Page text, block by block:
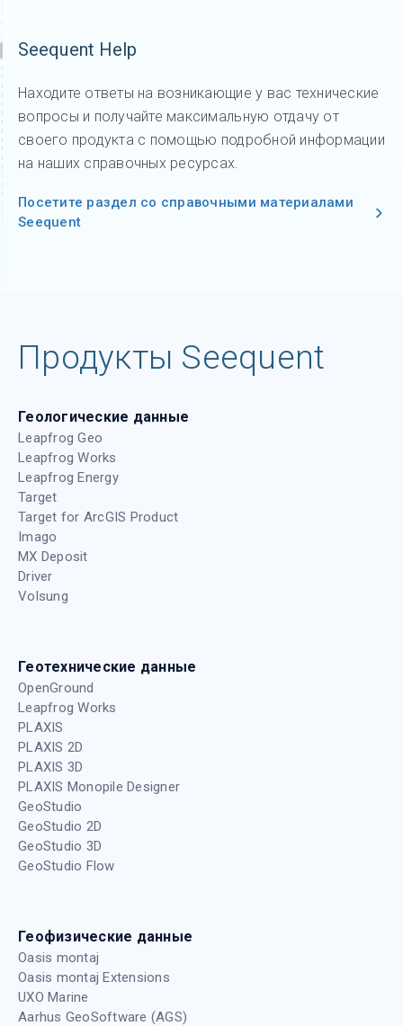
Seequent Help
Находите ответы на возникающие у вас технические
вопросы и получайте максимальную отдачу от
своего продукта с помощью подробной информации
на наших справочных ресурсах.
Посетите раздел со справочными материалами
Seequent
Продукты Seequent
Геологические данные
Leapfrog Geo
Leapfrog Works
Leapfrog Energy
Target
Target for ArcGIS Product
Imago
MX Deposit
Driver
Volsung
Геотехнические данные
OpenGround
Leapfrog Works
PLAXIS
PLAXIS 2D
PLAXIS 3D
PLAXIS Monopile Designer
GeoStudio
GeoStudio 2D
GeoStudio 3D
GeoStudio Flow
Геофизические данные
Oasis montaj
Oasis montaj Extensions
UXO Marine
Aarhus GeoSoftware (AGS)